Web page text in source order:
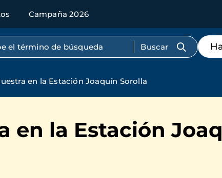
Campaña 2026
por texto completo
Menú
de
en la Estación Joaquín Sorolla
en la Estación